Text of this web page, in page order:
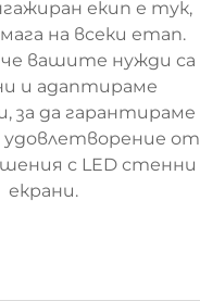
екип е тук,
на всеки етап.
че вашите нужди са
и адаптираме
за да гарантираме
удовлетворение от
с LED стенни
екрани.